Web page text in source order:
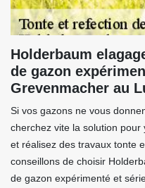
Holderbaum
de gazon
Grevenmacher au
Si vos gazons ne vous
cherchez vite la solution
et réalisez des travaux tonte
conseillons de choisir
de gazon expérimenté et